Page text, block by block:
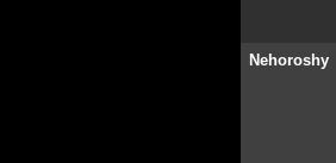
Nehoroshy